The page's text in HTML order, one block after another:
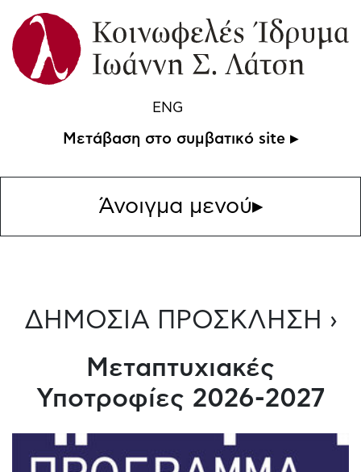
ENG
Μετάβαση στο συμβατικό site ▸
Άνοιγμα μενού▸
ΔΗΜΟΣΙΑ ΠΡΟΣΚΛΗΣΗ ›
Μεταπτυχιακές
Υποτροφίες 2026-2027